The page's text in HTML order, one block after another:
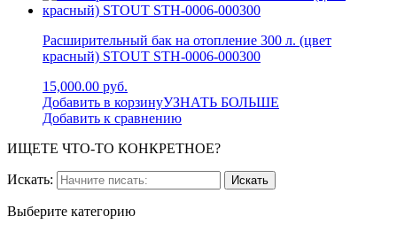
Расширительный бак на отопление 300 л. (цвет
красный) STOUT STH-0006-000300
15,000.00 руб.
Добавить в корзинуУЗНАТЬ БОЛЬШЕ
Добавить к сравнению
ИЩЕТЕ ЧТО-ТО КОНКРЕТНОЕ?
Искать:
Выберите категорию